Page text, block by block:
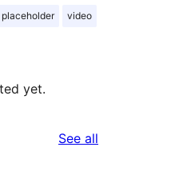
placeholder video
yet.
See all